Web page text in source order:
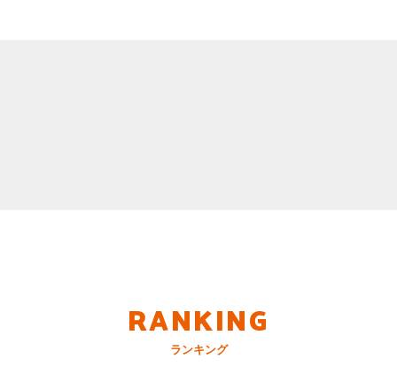
RANKING
ランキング